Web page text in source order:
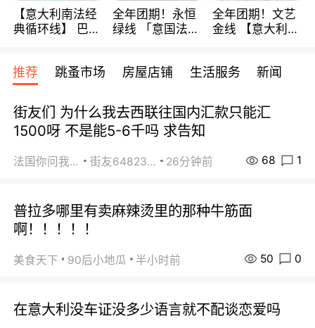
【意大利南法经
典循环线】 巴黎
宾馆 108欧/天起
全程756欧/位
全年团期！永恒
绿线 「意国法
欧/天起 ~包拼房
全年团期！文艺
金线 【意大利一
每周铁发！
推荐 跳蚤市场 房屋店铺 生活服务 新闻
街友们 为什么我去西联往国内汇款只能汇
1500呀 不是能5-6千吗 求告知
法国你问我答 街友64823891 26分钟前 68 1
普拉多哪里有卖麻辣烫里的那种牛筋面
啊！！！！！
美食天下 90后小地瓜 半小时前 50 0
在意大利没车证没多少语言就不配谈恋爱吗